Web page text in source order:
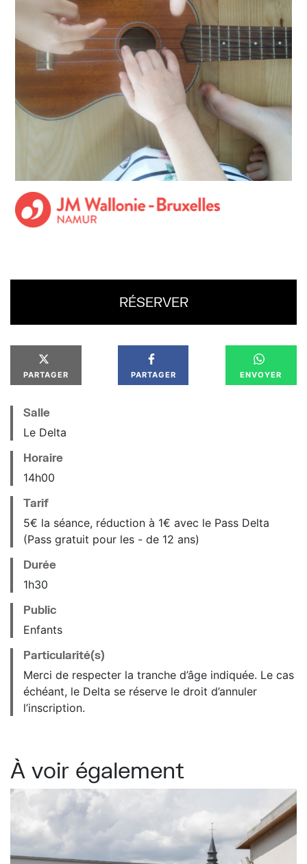
RÉSERVER
PARTAGER PARTAGER ENVOYER
Salle
Le Delta
Horaire
14h00
Tarif
5€ la séance, réduction à 1€ avec le Pass Delta
(Pass gratuit pour les - de 12 ans)
Durée
1h30
Public
Enfants
Particularité(s)
Merci de respecter la tranche d’âge indiquée. Le cas
échéant, le Delta se réserve le droit d’annuler
l’inscription.
À voir également